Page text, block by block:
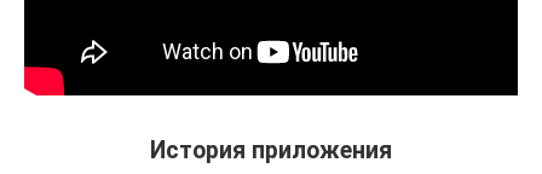
История приложения